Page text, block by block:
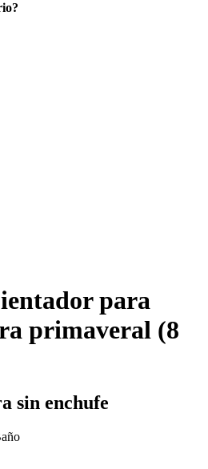
para
primaveral (8
sin enchufe